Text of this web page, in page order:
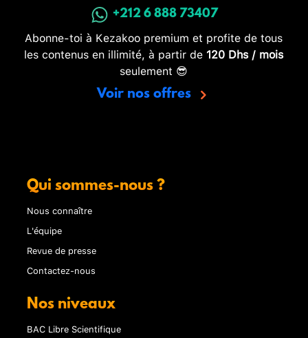
+212 6 888 73407
Abonne-toi à Kezakoo premium et profite de tous
les contenus en illimité, à partir de 120 Dhs / mois
seulement 😎
Voir nos offres
Qui sommes-nous ?
Nous connaître
L'équipe
Revue de presse
Contactez-nous
Nos niveaux
BAC Libre Scientifique